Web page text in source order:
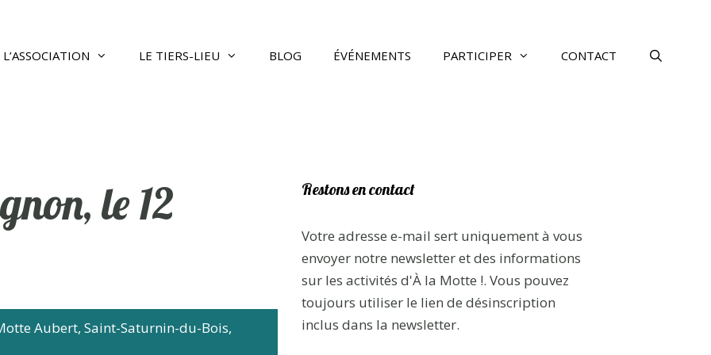
L’ASSOCIATION LE TIERS-LIEU BLOG ÉVÉNEMENTS PARTICIPER CONTACT
le 12
Aubert, Saint-Saturnin-du-Bois,
Restons en contact
Votre adresse e-mail sert uniquement à vous
envoyer notre newsletter et des informations
sur les activités d'À la Motte !. Vous pouvez
toujours utiliser le lien de désinscription
inclus dans la newsletter.